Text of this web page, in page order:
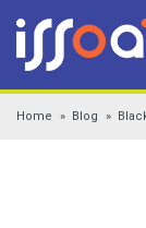
Home Blog